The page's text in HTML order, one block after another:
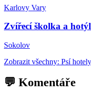
Karlovy Vary
Zvířecí školka a
Sokolov
Zobrazit všechny: Psí hotely
💬 Komentáře